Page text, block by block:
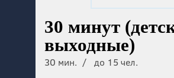
30 минут
выходные)
30 мин. до 15 чел.